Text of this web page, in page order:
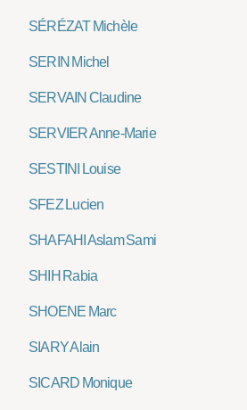
SÉRÉZAT Michèle
SERIN Michel
SERVAIN Claudine
SERVIER Anne-Marie
SESTINI Louise
SFEZ Lucien
SHAFAHI Aslam Sami
SHIH Rabia
SHOENE Marc
SIARY Alain
SICARD Monique